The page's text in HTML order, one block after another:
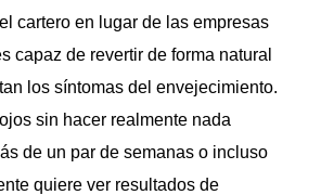
cartero en lugar de las empresas
de revertir de forma natural
los síntomas del envejecimiento.
sin hacer realmente nada
de un par de semanas o incluso
quiere ver resultados de